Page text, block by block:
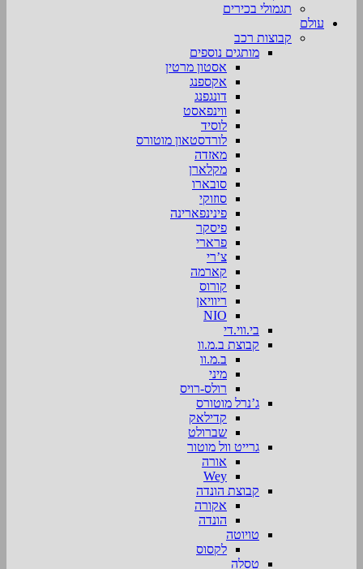
תגמולי בכירים
עולם
קבוצות רכב
מותגים נוספים
אסטון מרטין
אקספנג
דונגפנג
ווינפאסט
לוסיד
לורדסטאון מוטורס
מאזדה
מקלארן
סובארו
סוזוקי
פינינפארינה
פיסקר
פרארי
צ’רי
קארמה
קורוס
ריוויאן
NIO
בי.ווי.די
קבוצת ב.מ.וו
ב.מ.וו
מיני
רולס-רויס
ג’נרל מוטורס
קדילאק
שברולט
גרייט וול מוטור
אורה
Wey
קבוצת הונדה
אקורה
הונדה
טויוטה
לקסוס
טסלה